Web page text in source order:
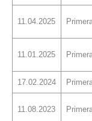
11.04.2025
11.01.2025
17.02.2024
11.08.2023